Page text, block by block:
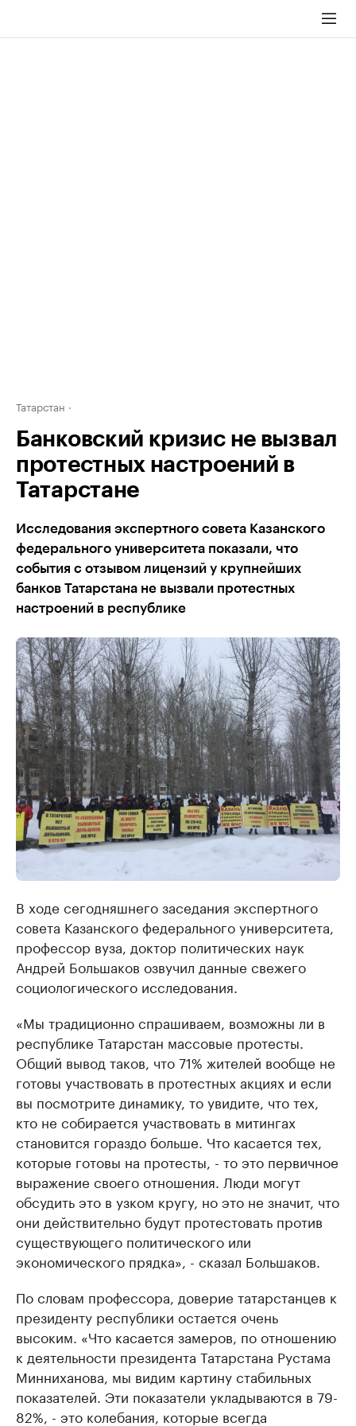
Татарстан
Банковский кризис не вызвал
протестных настроений в
Татарстане
Исследования экспертного совета Казанского
федерального университета показали, что
события с отзывом лицензий у крупнейших
банков Татарстана не вызвали протестных
настроений в республике
В ходе сегодняшнего заседания экспертного
совета Казанского федерального университета,
профессор вуза, доктор политических наук
Андрей Большаков озвучил данные свежего
социологического исследования.
«Мы традиционно спрашиваем, возможны ли в
республике Татарстан массовые протесты.
Общий вывод таков, что 71% жителей вообще не
готовы участвовать в протестных акциях и если
вы посмотрите динамику, то увидите, что тех,
кто не собирается участвовать в митингах
становится гораздо больше. Что касается тех,
которые готовы на протесты, - то это первичное
выражение своего отношения. Люди могут
обсудить это в узком кругу, но это не значит, что
они действительно будут протестовать против
существующего политического или
экономического прядка», - сказал Большаков.
По словам профессора, доверие татарстанцев к
президенту республики остается очень
высоким. «Что касается замеров, по отношению
к деятельности президента Татарстана Рустама
Минниханова, мы видим картину стабильных
показателей. Эти показатели укладываются в 79-
82%, - это колебания, которые всегда